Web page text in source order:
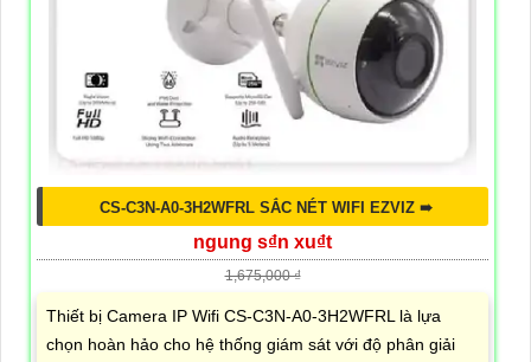
CS-C3N-A0-3H2WFRL SẮC NÉT WIFI EZVIZ ➠
ngung s₫n xu₫t
1,675,000 ₫
Thiết bị Camera IP Wifi CS-C3N-A0-3H2WFRL là lựa
chọn hoàn hảo cho hệ thống giám sát với độ phân giải